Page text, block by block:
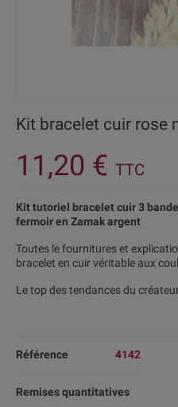
Kit bracelet cuir rose
11,20 € TTC
Kit tutoriel bracelet cuir 3
fermoir en Zamak argent
Toutes le fournitures et
bracelet en cuir véritable aux
Le top des tendances du
Référence 4142
Remises quantitatives